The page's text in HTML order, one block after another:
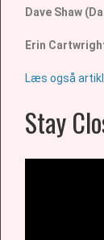
Dave Shaw
Erin
Læs også
Stay